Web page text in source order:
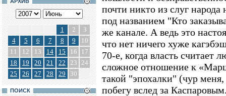
1 2
3
4
5 6 7 8 9
10
11
12 13 14 15 16
17
18
19 20 21 22 23 24
25
26 27 28 29 30
ПОИСК
почти никто из слуг народа
под названием "Кто
же канале. А ведь это
что нет ничего хуже
70-е, когда власть считает
сложное отношение к
такой "эпохалки" (чур
побегу вслед за